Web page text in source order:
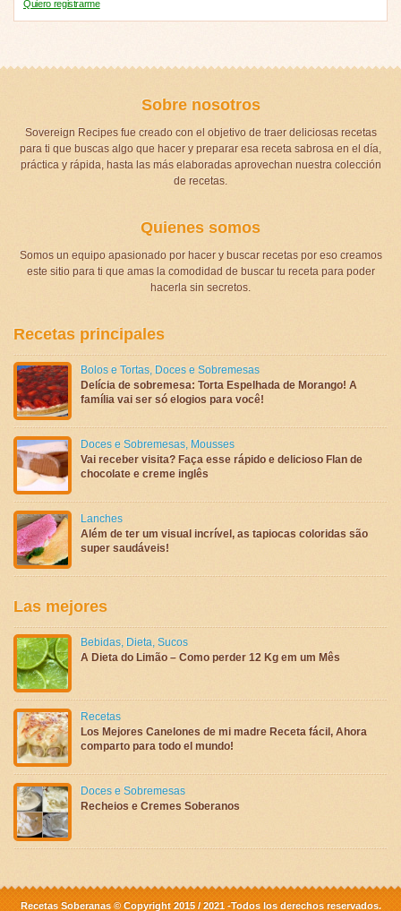
Quiero registrarme
Sobre nosotros
Sovereign Recipes fue creado con el objetivo de traer deliciosas recetas
para ti que buscas algo que hacer y preparar esa receta sabrosa en el día,
práctica y rápida, hasta las más elaboradas aprovechan nuestra colección
de recetas.
Quienes somos
Somos un equipo apasionado por hacer y buscar recetas por eso creamos
este sitio para ti que amas la comodidad de buscar tu receta para poder
hacerla sin secretos.
Recetas principales
Bolos e Tortas, Doces e Sobremesas
Delícia de sobremesa: Torta Espelhada de Morango! A
família vai ser só elogios para você!
Doces e Sobremesas, Mousses
Vai receber visita? Faça esse rápido e delicioso Flan de
chocolate e creme inglês
Lanches
Além de ter um visual incrível, as tapiocas coloridas são
super saudáveis!
Las mejores
Bebidas, Dieta, Sucos
A Dieta do Limão – Como perder 12 Kg em um Mês
Recetas
Los Mejores Canelones de mi madre Receta fácil, Ahora
comparto para todo el mundo!
Doces e Sobremesas
Recheios e Cremes Soberanos
Recetas Soberanas © Copyright 2015 / 2021 -Todos los derechos reservados.